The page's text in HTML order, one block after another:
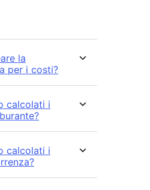
la
per i costi?
calcolati i
calcolati i